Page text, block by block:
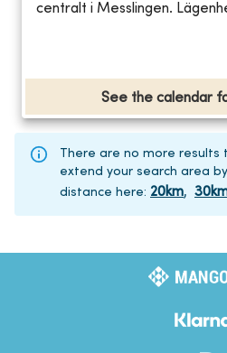
centralt i Messlingen.
See the calendar
There are no more results
extend your search area
distance here: 20km, 30